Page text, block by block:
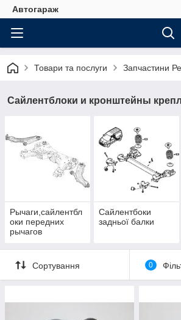
Автогараж
Товари та послуги Запчастини
Сайлентблоки и кронштейны
Рычаги,сайлентбл
оки передних
рычагов
Сайлентбоки
задньої балки
Сортування 0